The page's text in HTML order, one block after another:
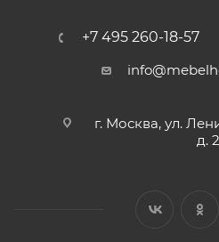
+7 495 260-18-57
г. Москва, ул.
д.